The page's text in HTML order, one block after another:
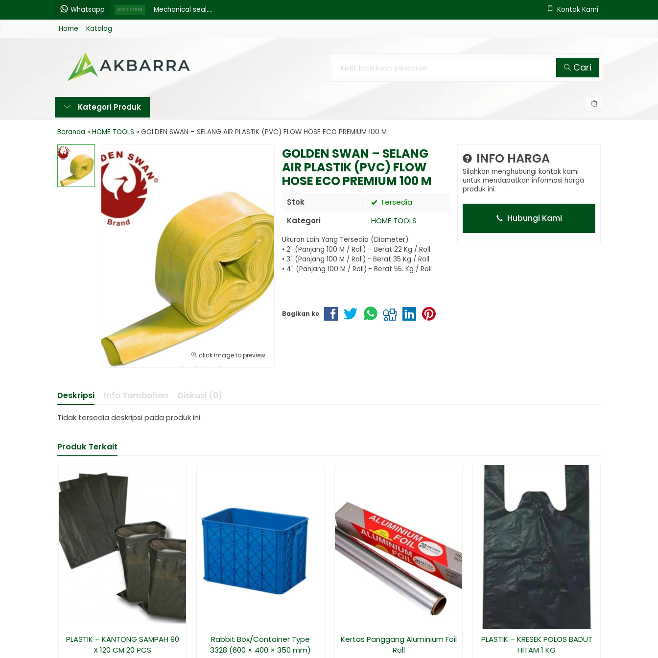
Whatsapp HOT ITEM Mechanical seal....
Makita M 5801 B Circular Saw 7" Mesin Circle Gerga....
ABC ALKALINE - AA BATTERY - 1.5V 2 PCS....
Kontak Kami
Home Katalog
Cari
Kategori Produk
Beranda » HOME TOOLS » GOLDEN SWAN – SELANG AIR PLASTIK (PVC) FLOW HOSE ECO PREMIUM 100 M
click image to preview
GOLDEN SWAN – SELANG
AIR PLASTIK (PVC) FLOW
HOSE ECO PREMIUM 100 M
Stok
Tersedia
Kategori
HOME TOOLS
Ukuran Lain Yang Tersedia (Diameter):
• 2" (Panjang 100 M / Roll) – Berat 22 Kg / Roll
• 3" (Panjang 100 M / Roll) - Berat 35 Kg / Roll
• 4" (Panjang 100 M / Roll) - Berat 55. Kg / Roll
INFO HARGA
Silahkan menghubungi kontak kami
untuk mendapatkan informasi harga
produk ini.
Hubungi Kami
Bagikan ke
Deskripsi Info Tambahan Diskusi (0)
Tidak tersedia deskripsi pada produk ini.
Produk Terkait
PLASTIK – KANTONG SAMPAH 90
X 120 CM 20 PCS
Rabbit Box/Container Type
3328 (600 × 400 × 350 mm)
Kertas Panggang Aluminium Foil
Roll
PLASTIK – KRESEK POLOS BADUT
HITAM 1 KG